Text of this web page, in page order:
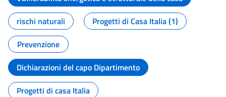
rischi naturali
Progetti di Casa Italia (1)
Prevenzione
Dichiarazioni del capo Dipartimento
Progetti di casa Italia